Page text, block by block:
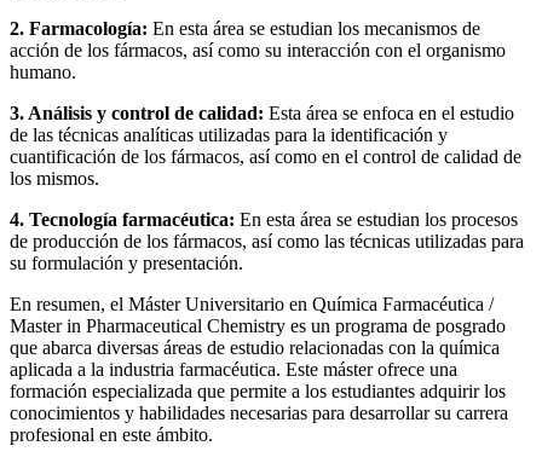
2. Farmacología: En esta área se estudian los mecanismos de
acción de los fármacos, así como su interacción con el organismo
humano.
3. Análisis y control de calidad: Esta área se enfoca en el estudio
de las técnicas analíticas utilizadas para la identificación y
cuantificación de los fármacos, así como en el control de calidad de
los mismos.
4. Tecnología farmacéutica: En esta área se estudian los procesos
de producción de los fármacos, así como las técnicas utilizadas para
su formulación y presentación.
En resumen, el Máster Universitario en Química Farmacéutica /
Master in Pharmaceutical Chemistry es un programa de posgrado
que abarca diversas áreas de estudio relacionadas con la química
aplicada a la industria farmacéutica. Este máster ofrece una
formación especializada que permite a los estudiantes adquirir los
conocimientos y habilidades necesarias para desarrollar su carrera
profesional en este ámbito.